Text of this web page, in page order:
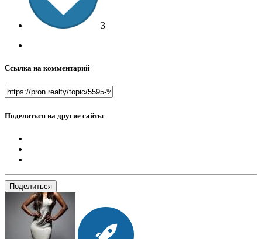
3
Ссылка на комментарий
Поделиться на другие сайты
Поделиться